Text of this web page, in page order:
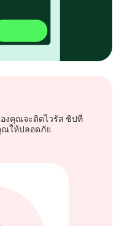
งคุณจะติดไวรัส ชิปที่
ณให้ปลอดภัย